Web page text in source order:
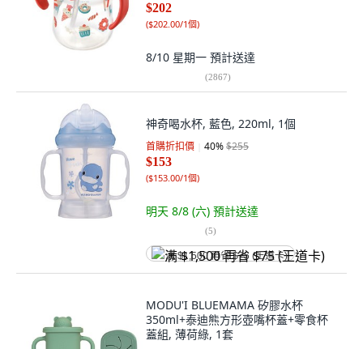
$202
($202.00/1個)
8/10 星期一 預計送達
(2867)
神奇喝水杯, 藍色, 220ml, 1個
首購折扣價 40%$255
$153
($153.00/1個)
明天 8/8 (六) 預計送達
(5)
满 $1,500 再省 $75 (王道卡)
MODU'I BLUEMAMA 矽膠水杯
350ml+泰迪熊方形壺嘴杯蓋+零食杯
蓋組, 薄荷綠, 1套